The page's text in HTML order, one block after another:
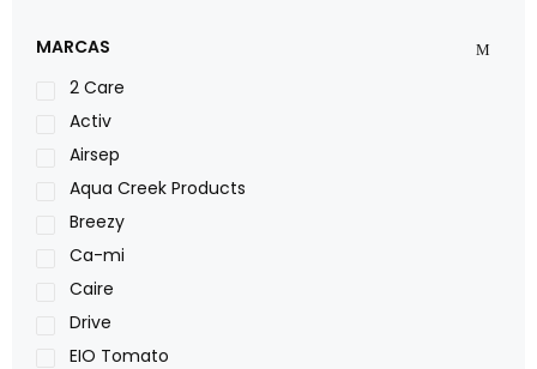
MARCAS
2 Care
Activ
Airsep
Aqua Creek Products
Breezy
Ca-mi
Caire
Drive
EIO Tomato